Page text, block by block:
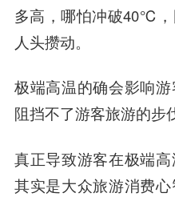
多高，哪怕冲破40℃
人头攒动。
极端高温的确会影响
阻挡不了游客旅游的步
真正导致游客在极端
其实是大众旅游消费